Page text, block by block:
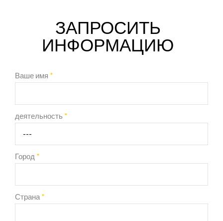
ЗАПРОСИТЬ
ИНФОРМАЦИЮ
Ваше имя *
деятельность *
Город *
Страна *